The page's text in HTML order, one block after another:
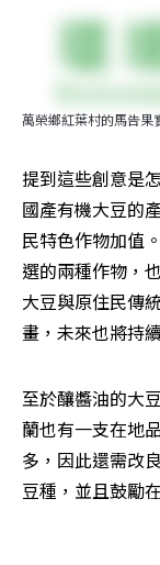
萬榮鄉紅葉村的馬告果
提到這些創意是
國產有機大豆的
民特色作物加值
選的兩種作物，
大豆與原住民傳
畫，未來也將持
至於釀醬油的大
蘭也有一支在地
多，因此還需改
豆種，並且鼓勵